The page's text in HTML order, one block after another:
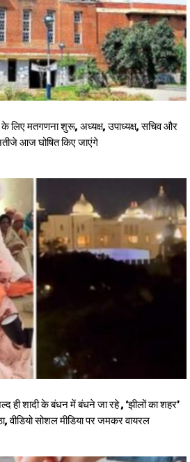
के लिए मतगणना शुरू, अध्यक्ष, उपाध्यक्ष, सचिव और
आज घोषित किए जाएंगे
ही शादी के बंधन में बंधने जा रहे , ‘झीलों का शहर’
वीडियो सोशल मीडिया पर जमकर वायरल